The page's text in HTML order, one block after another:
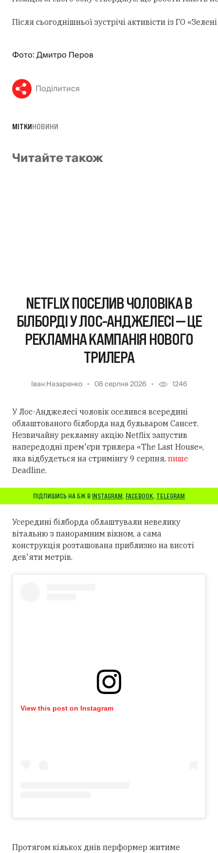
Після сьогоднішньої зустрічі активісти із ГО
Фото: Дмитро Перов
Поділитися
МІТКИНОВИНИ
Читайте також
NETFLIX ПОСЕЛИВ ЧОЛОВІКА В
БІЛБОРДІ У ЛОС-АНДЖЕЛЕСІ — ЦЕ
РЕКЛАМНА КАМПАНІЯ НОВОГО
ТРИЛЕРА
Іван Назаренко 08 серпня 2026 1246
У Лос-Анджелесі чоловік оселився всередині
облаштованого білборда над бульваром Сансет.
Незвичайну рекламну акцію Netflix запустив
напередодні прем'єри трилера «The Last House»,
яка відбудеться на стримінгу 9 серпня, пише
Deadline.
ПІДПИШИСЬ НА БЖ В INSTAGRAM, FACEBOOK, TELEGRAM
Усередині білборда облаштували невелику
вітальню з панорамним вікном, а сама
конструкція розташована приблизно на висоті
дев'яти метрів.
View this post on Instagram
Протягом кількох днів перформер житиме